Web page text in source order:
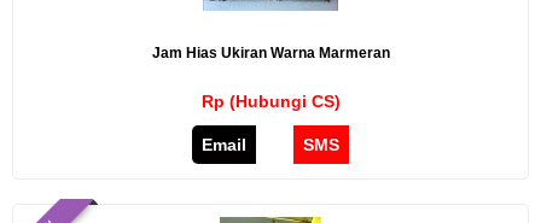
Jam Hias Ukiran Warna Marmeran
Rp (Hubungi CS)
Email SMS